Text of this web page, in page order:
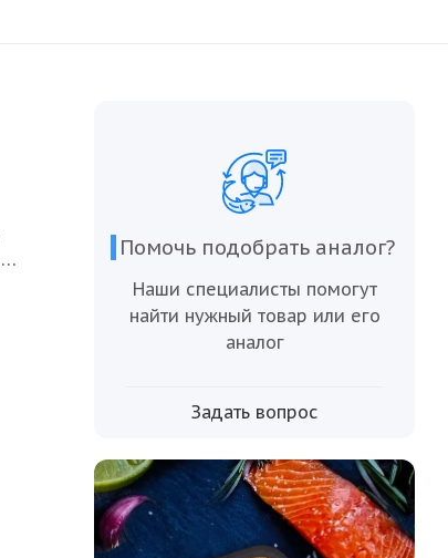
Помочь подобрать аналог?
Наши специалисты помогут
найти нужный товар или его
аналог
Задать вопрос